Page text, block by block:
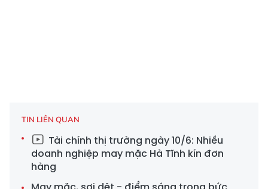
TIN LIÊN QUAN
Tài chính thị trường ngày 10/6: Nhiều
doanh nghiệp may mặc Hà Tĩnh kín đơn
hàng